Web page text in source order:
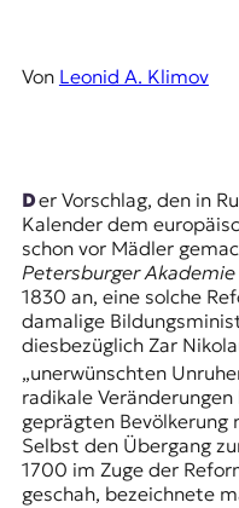
J
a
s
m
u
s
u
n
d
M
e
d
Von Leonid A. Klimov
Der Vorschlag, den in Russland geltenden julianischen
Kalender dem
schon vor Mädler
Petersburger
1830 an, eine solche
damalige
diesbezüglich Zar
„unerwünschten
radikale
geprägten
Selbst den Übergang
1700 im Zuge der
geschah, bezeichnete